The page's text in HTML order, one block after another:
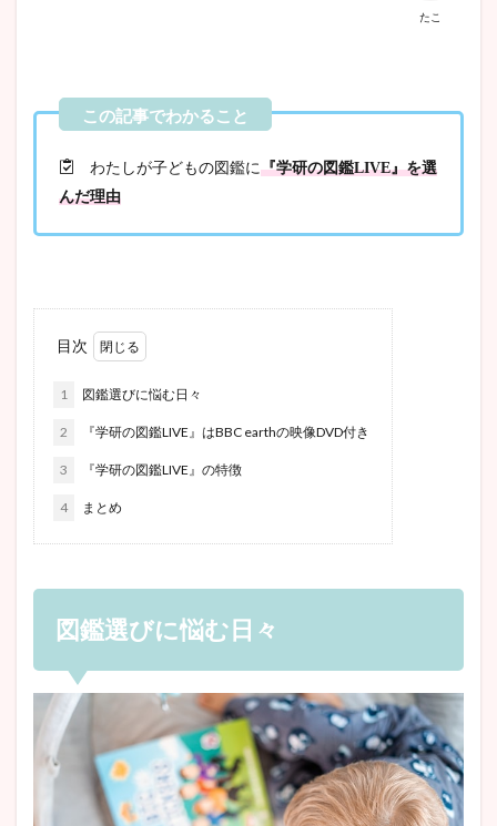
たこ
わたしが子どもの図鑑に『学研の図鑑LIVE』を選
んだ理由
目次
1 図鑑選びに悩む日々
2 『学研の図鑑LIVE』はBBC earthの映像DVD付き
3 『学研の図鑑LIVE』の特徴
4 まとめ
図鑑選びに悩む日々